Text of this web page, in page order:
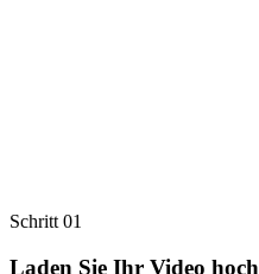
Schritt 01
Laden Sie Ihr Video hoch